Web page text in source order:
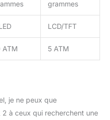
grammes
LCD/TFT
ATM 5 ATM
je ne peux que
2 à ceux qui recherchent une